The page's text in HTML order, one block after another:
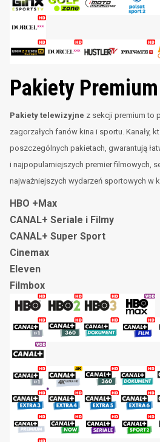
Pakiety Premium
Pakiety telewizyjne z sekcji premium to
zagorzałych fanów kina i sportu. Kanały,
poszczególnych pakietach, gwarantują
i najpopularniejszych premier filmowych,
najważniejszych wydarzeń sportowych w
HBO +Max
CANAL+ Seriale i Filmy
CANAL+ Super Sport
Cinemax
Eleven
Filmbox